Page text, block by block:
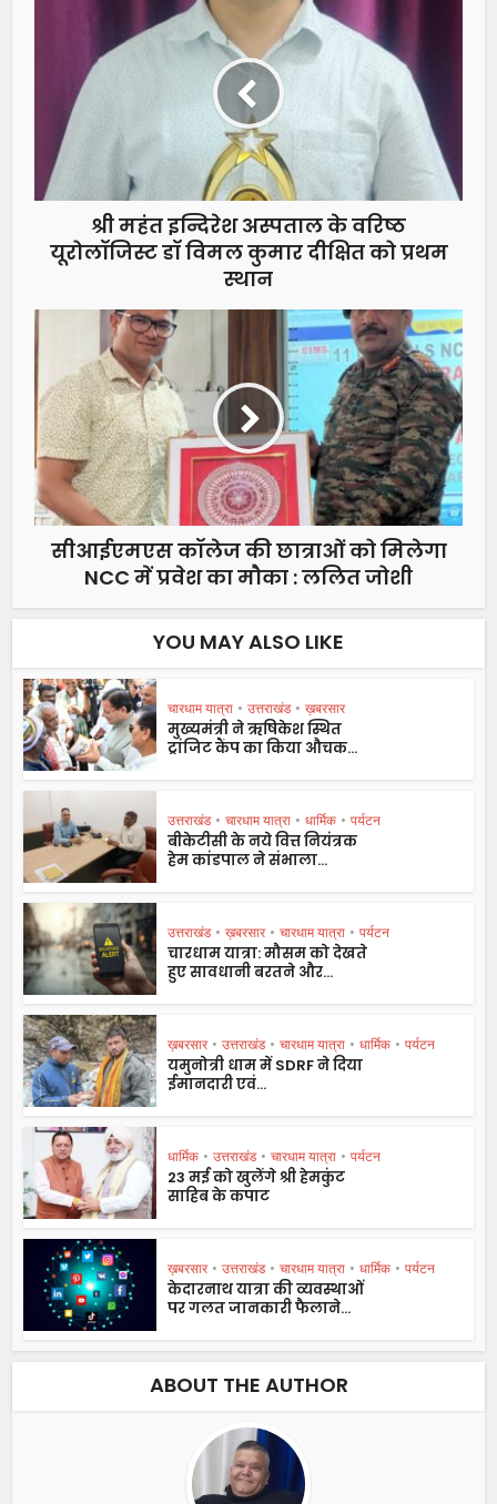
श्री महंत इन्दिरेश अस्पताल के वरिष्ठ
यूरोलॉजिस्ट डॉ विमल कुमार दीक्षित को प्रथम
स्थान
सीआईएमएस कॉलेज की छात्राओं को मिलेगा
NCC में प्रवेश का मौका : ललित जोशी
YOU MAY ALSO LIKE
चारधाम यात्रा • उत्तराखंड • ख़बरसार
मुख्यमंत्री ने ऋषिकेश स्थित
ट्रांजिट कैंप का किया औचक...
उत्तराखंड • चारधाम यात्रा • धार्मिक • पर्यटन
बीकेटीसी के नये वित्त नियंत्रक
हेम कांडपाल ने संभाला...
उत्तराखंड • ख़बरसार • चारधाम यात्रा • पर्यटन
चारधाम यात्रा: मौसम को देखते
हुए सावधानी बरतने और...
ख़बरसार • उत्तराखंड • चारधाम यात्रा • धार्मिक • पर्यटन
यमुनोत्री धाम में SDRF ने दिया
ईमानदारी एवं...
धार्मिक • उत्तराखंड • चारधाम यात्रा • पर्यटन
23 मई को खुलेंगे श्री हेमकुंट
साहिब के कपाट
ख़बरसार • उत्तराखंड • चारधाम यात्रा • धार्मिक • पर्यटन
केदारनाथ यात्रा की व्यवस्थाओं
पर गलत जानकारी फैलाने...
ABOUT THE AUTHOR